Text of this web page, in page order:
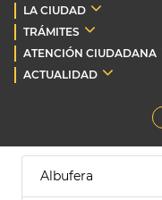
LA CIUDAD
TRÁMITES
ATENCIÓN CIUDADANA
ACTUALIDAD
Albufera